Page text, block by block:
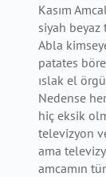
Kasım
siyah beyaz
Abla
patates
ıslak el
Nedense
hiç eksik
televizyon
ama
amcamın